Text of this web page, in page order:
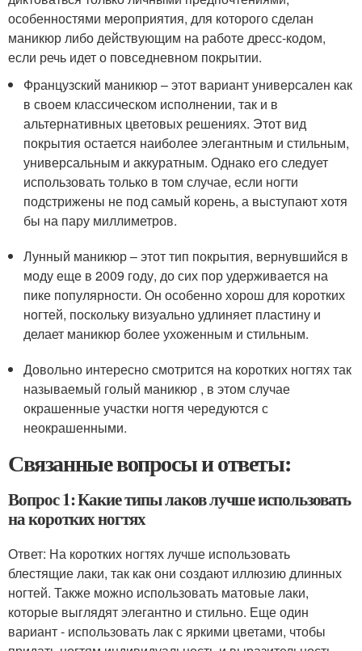
особенностями мероприятия, для которого сделан
маникюр либо действующим на работе дресс-кодом,
если речь идет о повседневном покрытии.
Французский маникюр – этот вариант универсален как
в своем классическом исполнении, так и в
альтернативных цветовых решениях. Этот вид
покрытия остается наиболее элегантным и стильным,
универсальным и аккуратным. Однако его следует
использовать только в том случае, если ногти
подстрижены не под самый корень, а выступают хотя
бы на пару миллиметров.
Лунный маникюр – этот тип покрытия, вернувшийся в
моду еще в 2009 году, до сих пор удерживается на
пике популярности. Он особенно хорош для коротких
ногтей, поскольку визуально удлиняет пластину и
делает маникюр более ухоженным и стильным.
Довольно интересно смотрится на коротких ногтях так
называемый голый маникюр , в этом случае
окрашенные участки ногтя чередуются с
неокрашенными.
Связанные вопросы и ответы:
Вопрос 1: Какие типы лаков лучше использовать
на коротких ногтях
Ответ: На коротких ногтях лучше использовать
блестящие лаки, так как они создают иллюзию длинных
ногтей. Также можно использовать матовые лаки,
которые выглядят элегантно и стильно. Еще один
вариант - использовать лак с яркими цветами, чтобы